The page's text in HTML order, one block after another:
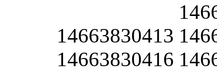
14663830413
14663830416